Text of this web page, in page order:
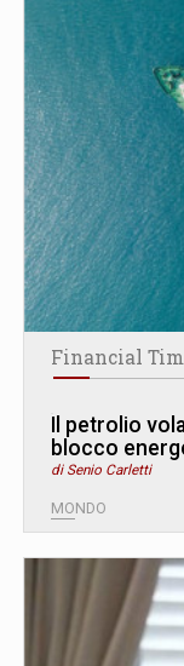
Financial
Il petrolio
blocco
di Senio Carletti
MONDO